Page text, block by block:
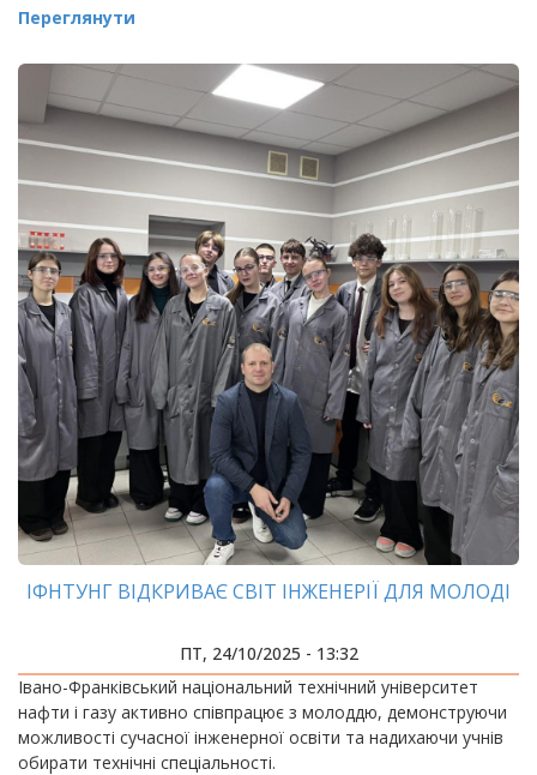
Переглянути
ІФНТУНГ ВІДКРИВАЄ СВІТ ІНЖЕНЕРІЇ ДЛЯ МОЛОДІ
ПТ, 24/10/2025 - 13:32
Івано-Франківський національний технічний університет
нафти і газу активно співпрацює з молоддю, демонструючи
можливості сучасної інженерної освіти та надихаючи учнів
обирати технічні спеціальності.